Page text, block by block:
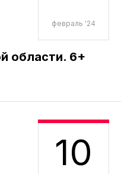
февраль '24
области. 6+
10